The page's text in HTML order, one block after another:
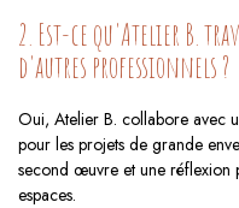
2. Est-ce qu'Atelier B.
d'autres professionnels ?
Oui, Atelier B. collabore avec
pour les projets de grande
second œuvre et une réflexion
espaces.